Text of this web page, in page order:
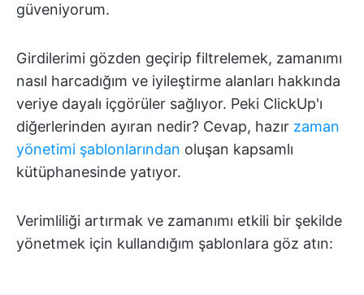
güveniyorum.
Girdilerimi gözden geçirip filtrelemek, zamanımı
nasıl harcadığım ve iyileştirme alanları hakkında
veriye dayalı içgörüler sağlıyor. Peki ClickUp'ı
diğerlerinden ayıran nedir? Cevap, hazır zaman
yönetimi şablonlarından oluşan kapsamlı
kütüphanesinde yatıyor.
Verimliliği artırmak ve zamanımı etkili bir şekilde
yönetmek için kullandığım şablonlara göz atın: